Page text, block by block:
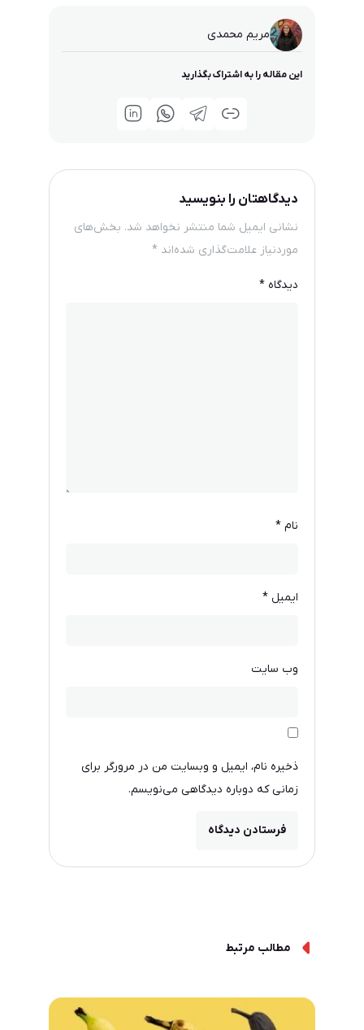
مریم محمدی
این مقاله را به اشتراک بگذارید
دیدگاهتان را بنویسید
نشانی ایمیل شما منتشر نخواهد شد. بخش‌های
موردنیاز علامت‌گذاری شده‌اند *
دیدگاه *
نام *
ایمیل *
وب‌ سایت
ذخیره نام، ایمیل و وبسایت من در مرورگر برای
زمانی که دوباره دیدگاهی می‌نویسم.
مطالب مرتبط